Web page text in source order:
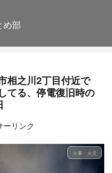
め部
相之川2丁目付近で
てる、停電復旧時の
ーリンク
火事・火災